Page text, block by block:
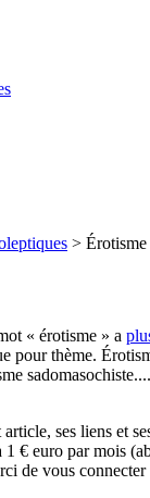
> Érotisme
« érotisme » a
pour thème.
sadomasochiste....
ses liens et
€ euro par mois
de vous